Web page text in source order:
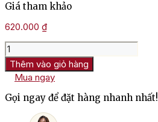
Giá tham khảo
620.000 ₫
Rượu
Vang
Chile
One
Wine
Gran
Reserva
Thêm vào giỏ hàng
Mua ngay
Gọi ngay để đặt hàng nhanh nhất!